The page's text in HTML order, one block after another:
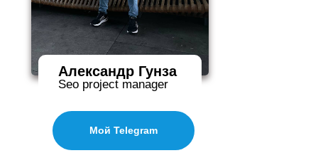
Мой Telegram
Александр Гунза
Seo project manager